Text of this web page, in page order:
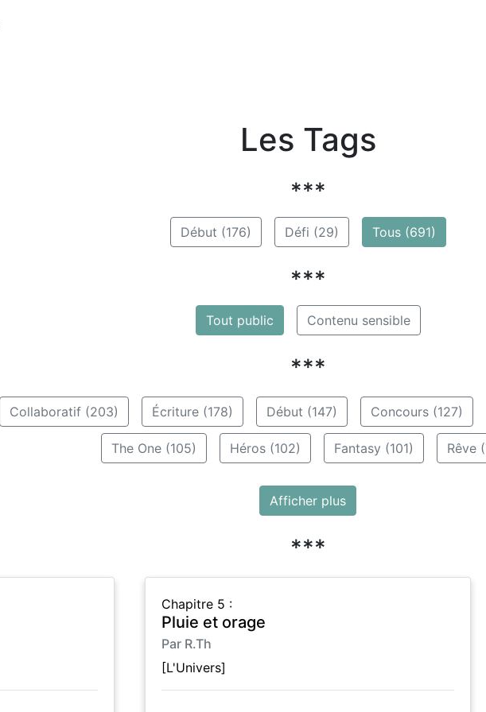
Les Tags
***
Début (176) Défi (29) Tous (691)
***
Tout public Contenu sensible
***
Collaboratif (203) Écriture (178) Début (147) Concours (127)
The One (105) Héros (102) Fantasy (101) Rêve
Afficher plus
***
Chapitre 5 :
Pluie et orage
Par R.Th
[L'Univers]